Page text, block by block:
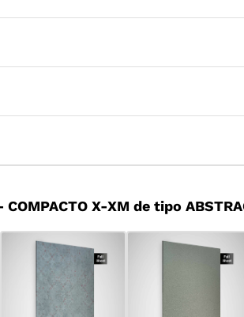
X-XM de tipo